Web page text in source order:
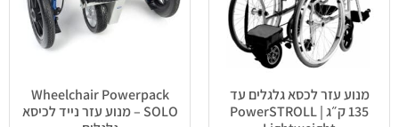
מנוע עזר לכסא גלגלים עד
135 ק״ג | PowerSTROLL
Wheelchair Powerpack
SOLO – מנוע עזר נייד לכיסא